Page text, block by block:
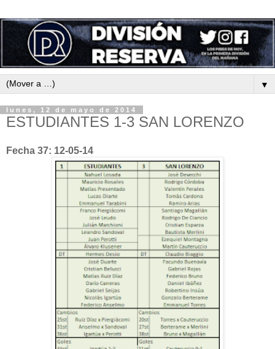
▼
lunes, 12 de mayo de 2014
ESTUDIANTES 1-3 SAN LORENZO
Fecha 37: 12-05-14